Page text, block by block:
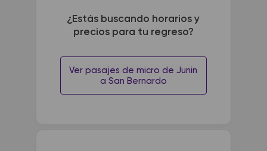
¿Estás buscando horarios y
precios para tu regreso?
Ver pasajes de micro de Junin
a San Bernardo